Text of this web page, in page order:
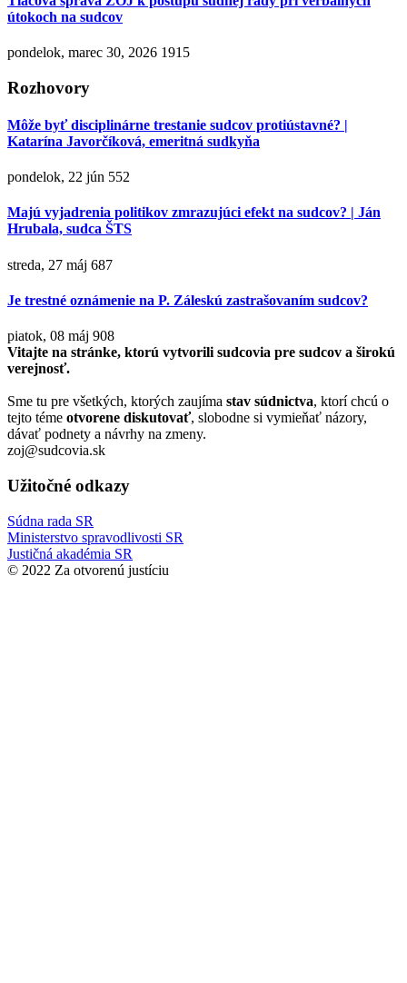
útokoch na sudcov
pondelok, marec 30, 2026 1915
Rozhovory
Môže byť disciplinárne trestanie sudcov protiústavné? |
Katarína Javorčíková, emeritná sudkyňa
pondelok, 22 jún 552
Majú vyjadrenia politikov zmrazujúci efekt na sudcov? | Ján
Hrubala, sudca ŠTS
streda, 27 máj 687
Je trestné oznámenie na P. Záleskú zastrašovaním sudcov?
piatok, 08 máj 908
Vitajte na stránke, ktorú vytvorili sudcovia pre sudcov a širokú
verejnosť.
Sme tu pre všetkých, ktorých zaujíma stav súdnictva, ktorí chcú o
tejto téme otvorene diskutovať, slobodne si vymieňať názory,
dávať podnety a návrhy na zmeny.
zoj@sudcovia.sk
Užitočné odkazy
Súdna rada SR
Ministerstvo spravodlivosti SR
Justičná akadémia SR
© 2022 Za otvorenú justíciu